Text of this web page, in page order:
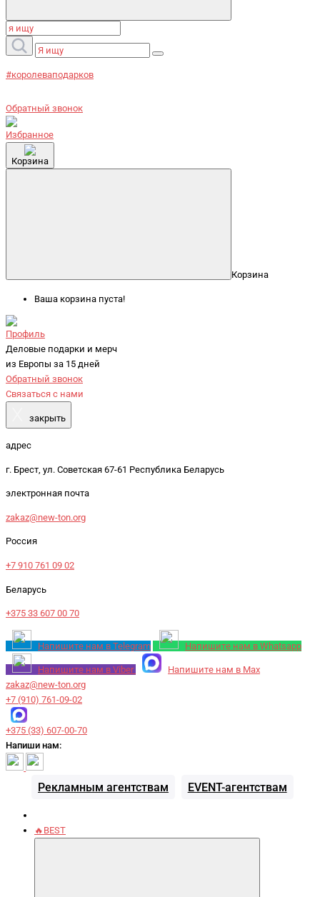
#королеваподарков
Обратный звонок
Избранное
Корзина
Корзина
Ваша корзина пуста!
Профиль
Деловые подарки и мерч
из Европы за 15 дней
Обратный звонок
Связаться с нами
закрыть
адрес
г. Брест, ул. Советская 67-61 Республика Беларусь
электронная почта
zakaz@new-ton.org
Россия
+7 910 761 09 02
Беларусь
+375 33 607 00 70
Напишите нам в Telegram Напишите нам в Whatsapp
Напишите нам в Viber
Напишите нам в Max
zakaz@new-ton.org
+7 (910) 761-09-02
+375 (33) 607-00-70
Напиши нам:
Рекламным агентствам EVENT-агентствам
🔥BEST